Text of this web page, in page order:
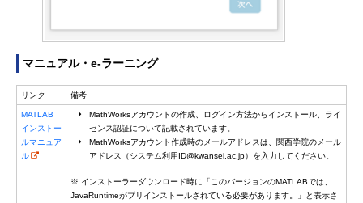
マニュアル・e-ラーニング
リンク 備考
MATLAB
インストー
ルマニュア
ル
MathWorksアカウントの作成、ログイン方法からインストール、ライ
センス認証について記載されています。
MathWorksアカウント作成時のメールアドレスは、関西学院のメール
アドレス（システム利用ID@kwansei.ac.jp）を入力してください。
※ インストーラーダウンロード時に「このバージョンのMATLABでは、
JavaRuntimeがプリインストールされている必要があります。」と表示さ